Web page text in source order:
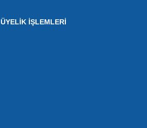
ÜYELİK İŞLEMLERİ